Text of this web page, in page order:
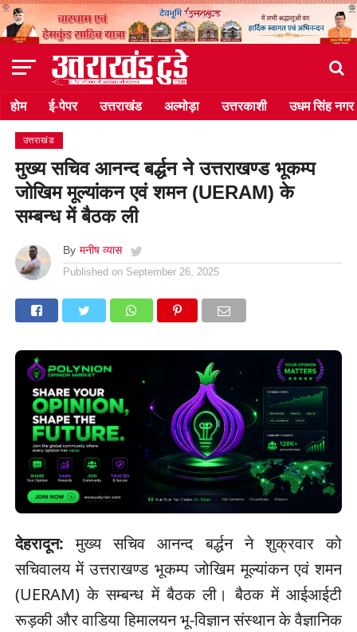
होम ई-पेपर उत्तराखंड अल्मोड़ा उत्तरकाशी उधम सिंह नगर
उत्तराखंड
मुख्य सचिव आनन्द बर्द्धन ने उत्तराखण्ड भूकम्प
जोखिम मूल्यांकन एवं शमन (UERAM) के
सम्बन्ध में बैठक ली
By मनीष व्यास
Published on September 26, 2025
देहरादून: मुख्य सचिव आनन्द बर्द्धन ने शुक्रवार को
सचिवालय में उत्तराखण्ड भूकम्प जोखिम मूल्यांकन एवं शमन
(UERAM) के सम्बन्ध में बैठक ली। बैठक में आईआईटी
रूड़की और वाडिया हिमालयन भू-विज्ञान संस्थान के वैज्ञानिक